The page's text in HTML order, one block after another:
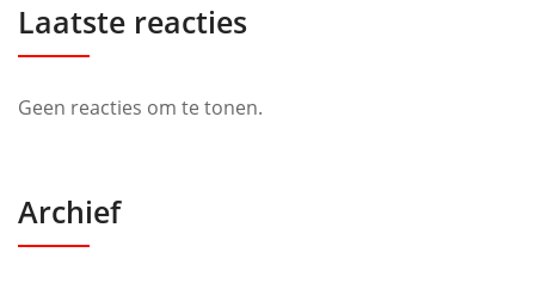
Laatste reacties
Geen reacties om te tonen.
Archief